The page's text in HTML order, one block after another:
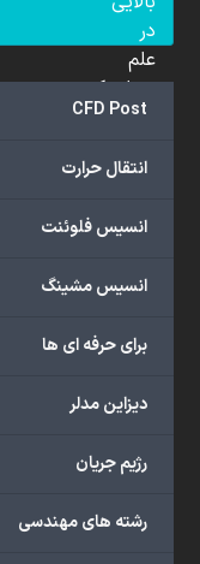
CFD Post
انتقال حرارت
انسیس فلوئنت
انسیس مشینگ
برای حرفه ای ها
دیزاین مدلر
رژیم جریان
رشته های مهندسی
در
علم
دینامیک
سیالات
(CFD)
هستند.
ما
گسترده‌ای
با
دانشگاهی،
صنعتی